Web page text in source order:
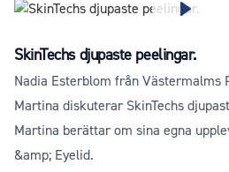
SkinTechs djupaste peelingar.
Nadia Esterblom från Västermalms
Martina diskuterar SkinTechs
Martina berättar om sina egna
&amp; Eyelid.